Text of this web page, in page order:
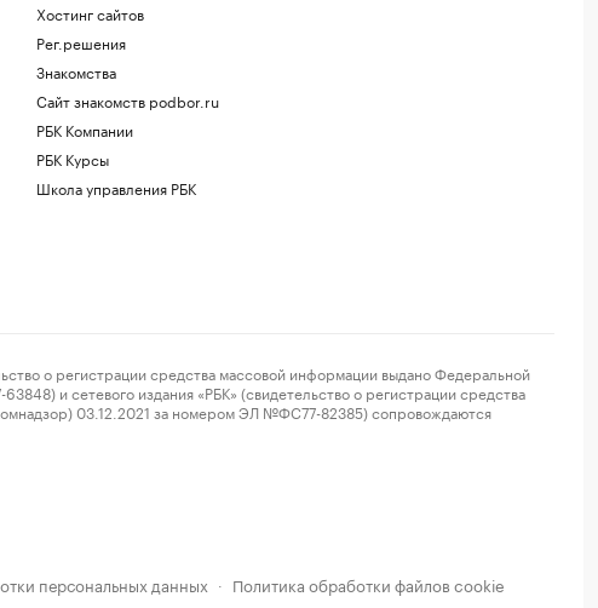
Хостинг сайтов
Рег.решения
Знакомства
Сайт знакомств podbor.ru
РБК Компании
РБК Курсы
Школа управления РБК
о регистрации средства массовой информации выдано Федеральной
и сетевого издания «РБК» (свидетельство о регистрации средства
03.12.2021 за номером ЭЛ №ФС77-82385) сопровождаются
персональных данных · Политика обработки файлов cookie